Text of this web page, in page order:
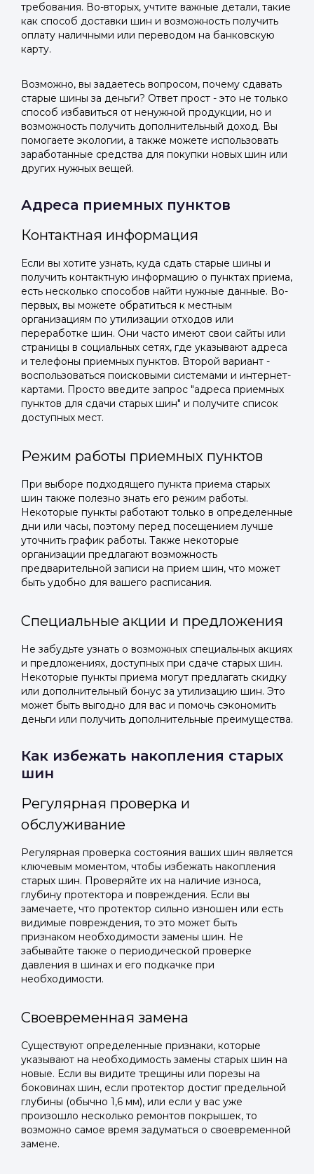
требования. Во-вторых, учтите важные детали, такие
как способ доставки шин и возможность получить
оплату наличными или переводом на банковскую
карту.
Возможно, вы задаетесь вопросом, почему сдавать
старые шины за деньги? Ответ прост - это не только
способ избавиться от ненужной продукции, но и
возможность получить дополнительный доход. Вы
помогаете экологии, а также можете использовать
заработанные средства для покупки новых шин или
других нужных вещей.
Адреса приемных пунктов
Контактная информация
Если вы хотите узнать, куда сдать старые шины и
получить контактную информацию о пунктах приема,
есть несколько способов найти нужные данные. Во-
первых, вы можете обратиться к местным
организациям по утилизации отходов или
переработке шин. Они часто имеют свои сайты или
страницы в социальных сетях, где указывают адреса
и телефоны приемных пунктов. Второй вариант -
воспользоваться поисковыми системами и интернет-
картами. Просто введите запрос "адреса приемных
пунктов для сдачи старых шин" и получите список
доступных мест.
Режим работы приемных пунктов
При выборе подходящего пункта приема старых
шин также полезно знать его режим работы.
Некоторые пункты работают только в определенные
дни или часы, поэтому перед посещением лучше
уточнить график работы. Также некоторые
организации предлагают возможность
предварительной записи на прием шин, что может
быть удобно для вашего расписания.
Специальные акции и предложения
Не забудьте узнать о возможных специальных акциях
и предложениях, доступных при сдаче старых шин.
Некоторые пункты приема могут предлагать скидку
или дополнительный бонус за утилизацию шин. Это
может быть выгодно для вас и помочь сэкономить
деньги или получить дополнительные преимущества.
Как избежать накопления старых
шин
Регулярная проверка и
обслуживание
Регулярная проверка состояния ваших шин является
ключевым моментом, чтобы избежать накопления
старых шин. Проверяйте их на наличие износа,
глубину протектора и повреждения. Если вы
замечаете, что протектор сильно изношен или есть
видимые повреждения, то это может быть
признаком необходимости замены шин. Не
забывайте также о периодической проверке
давления в шинах и его подкачке при
необходимости.
Своевременная замена
Существуют определенные признаки, которые
указывают на необходимость замены старых шин на
новые. Если вы видите трещины или порезы на
боковинах шин, если протектор достиг предельной
глубины (обычно 1,6 мм), или если у вас уже
произошло несколько ремонтов покрышек, то
возможно самое время задуматься о своевременной
замене.